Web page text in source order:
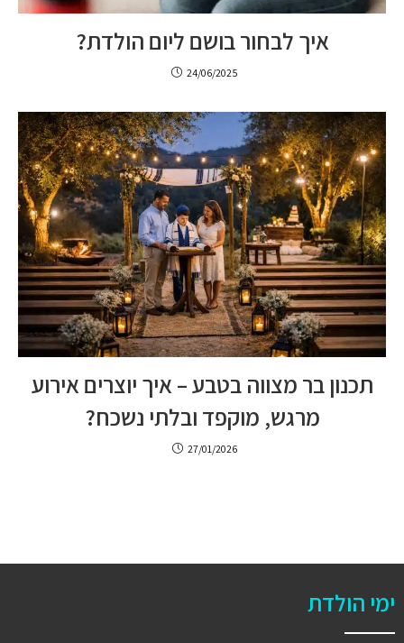
איך לבחור בושם ליום הולדת?
24/06/2025
תכנון בר מצווה בטבע – איך יוצרים אירוע
מרגש, מוקפד ובלתי נשכח?
27/01/2026
ימי הולדת